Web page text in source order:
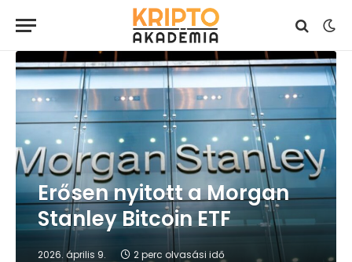
Erősen nyitott a Morgan
Stanley Bitcoin ETF
2026. április 9. 2 perc olvasási idő